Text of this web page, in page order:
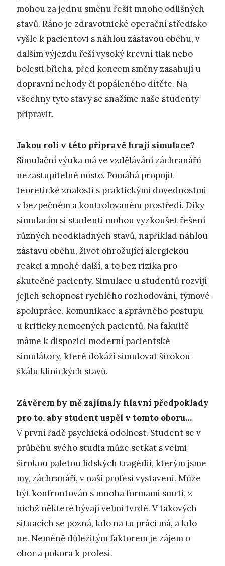
mohou za jednu směnu řešit mnoho odlišných
stavů. Ráno je zdravotnické operační středisko
vyšle k pacientovi s náhlou zástavou oběhu, v
dalším výjezdu řeší vysoký krevní tlak nebo
bolesti břicha, před koncem směny zasahují u
dopravní nehody či popáleného dítěte. Na
všechny tyto stavy se snažíme naše studenty
připravit.
Jakou roli v této přípravě hrají simulace?
Simulační výuka má ve vzdělávání záchranářů
nezastupitelné místo. Pomáhá propojit
teoretické znalosti s praktickými dovednostmi
v bezpečném a kontrolovaném prostředí. Díky
simulacím si studenti mohou vyzkoušet řešení
různých neodkladných stavů, například náhlou
zástavu oběhu, život ohrožující alergickou
reakci a mnohé další, a to bez rizika pro
skutečné pacienty. Simulace u studentů rozvíjí
jejich schopnost rychlého rozhodování, týmové
spolupráce, komunikace a správného postupu
u kriticky nemocných pacientů. Na fakultě
máme k dispozici moderní pacientské
simulátory, které dokáží simulovat širokou
škálu klinických stavů.
Závěrem by mě zajímaly hlavní předpoklady
pro to, aby student uspěl v tomto oboru…
V první řadě psychická odolnost. Student se v
průběhu svého studia může setkat s velmi
širokou paletou lidských tragédií, kterým jsme
my, záchranáři, v naší profesi vystaveni. Může
být konfrontován s mnoha formami smrti, z
nichž některé bývají velmi tvrdé. V takových
situacích se pozná, kdo na tu práci má, a kdo
ne. Neméně důležitým faktorem je zájem o
obor a pokora k profesi.